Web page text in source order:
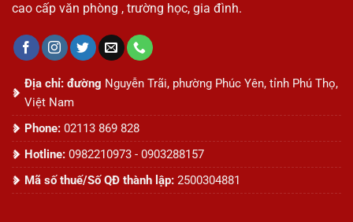
cao cấp văn phòng , trường học, gia đình.
Địa chỉ: đường Nguyễn Trãi, phường Phúc Yên, tỉnh Phú Thọ,
Việt Nam
Phone: 02113 869 828
Hotline: 0982210973 - 0903288157
Mã số thuế/Số QĐ thành lập: 2500304881